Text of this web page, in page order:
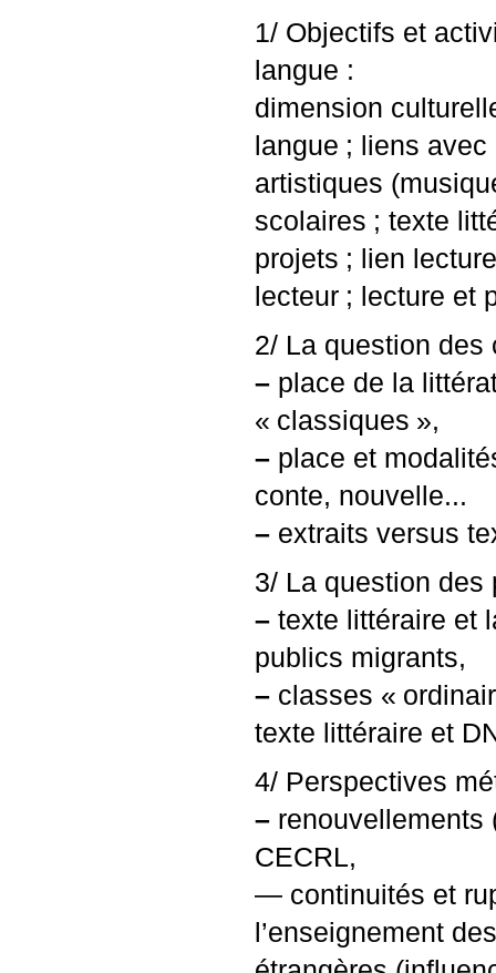
1/ Objectifs et
langue :
dimension
langue ; liens
artistiques
scolaires ; texte
projets ; lien
lecteur ; lecture et
2/ La question des
– place de la
« classiques »,
– place et
conte, nouvelle...
– extraits versus
3/ La question des
– texte littéraire et
publics migrants,
– classes «
texte littéraire et
4/ Perspectives
– renouvellements
CECRL,
— continuités et
l’enseignement